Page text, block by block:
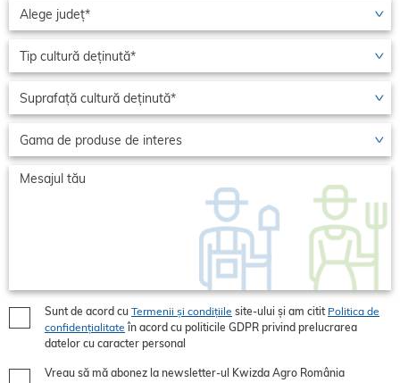
Sunt de acord cu Termenii și condițiile site-ului și am citit Politica de
confidențialitate în acord cu politicile GDPR privind prelucrarea
datelor cu caracter personal
Vreau să mă abonez la newsletter-ul Kwizda Agro România